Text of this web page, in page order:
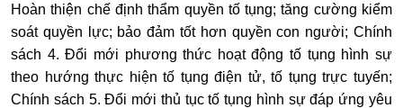
Hoàn thiện chế định thẩm quyền tố tụng; tăng cường kiểm
soát quyền lực; bảo đảm tốt hơn quyền con người; Chính
sách 4. Đổi mới phương thức hoạt động tố tụng hình sự
theo hướng thực hiện tố tụng điện tử, tố tụng trực tuyến;
Chính sách 5. Đổi mới thủ tục tố tụng hình sự đáp ứng yêu